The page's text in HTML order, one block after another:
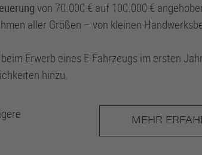
von 70.000 € auf 100.000 €
aller Größen – von kleinen
Erwerb eines E-Fahrzeugs im ersten Jahr
hinzu.
MEHR